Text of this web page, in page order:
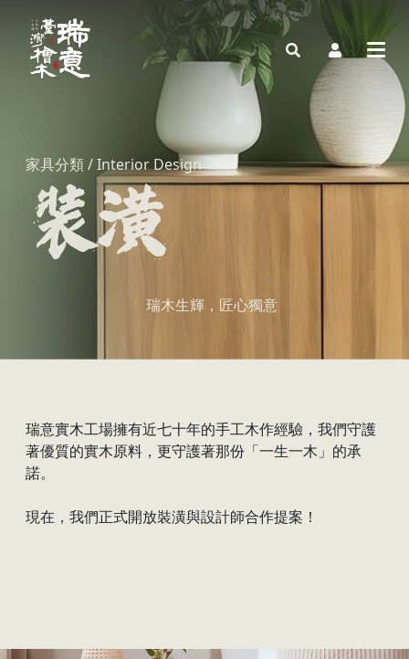
家具分類 / Interior Design
瑞木生輝，匠心獨意
瑞意實木工場擁有近七十年的手工木作經驗，我們守護
著優質的實木原料，更守護著那份「一生一木」的承
諾。
現在，我們正式開放裝潢與設計師合作提案！